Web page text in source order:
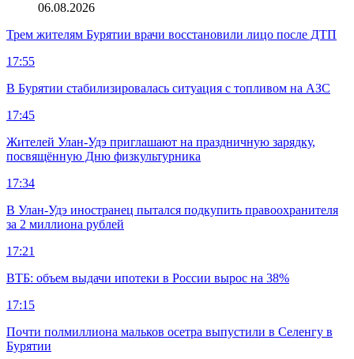
06.08.2026
Трем жителям Бурятии врачи восстановили лицо после ДТП
17:55
В Бурятии стабилизировалась ситуация с топливом на АЗС
17:45
Жителей Улан-Удэ приглашают на праздничную зарядку,
посвящённую Дню физкультурника
17:34
В Улан-Удэ иностранец пытался подкупить правоохранителя
за 2 миллиона рублей
17:21
ВТБ: объем выдачи ипотеки в России вырос на 38%
17:15
Почти полмиллиона мальков осетра выпустили в Селенгу в
Бурятии